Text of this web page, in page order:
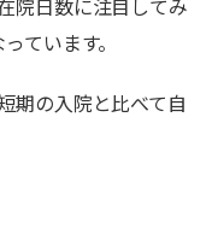
院日数に注目してみ
ています。
期の入院と比べて自